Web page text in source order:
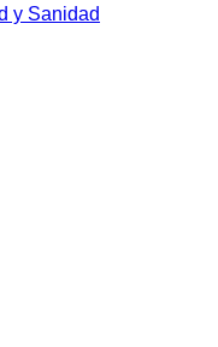
y Sanidad